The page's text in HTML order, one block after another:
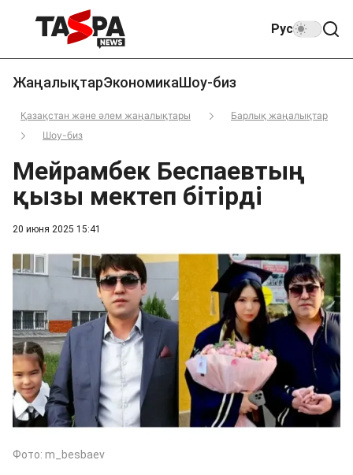
Рус
ЖаңалықтарЭкономикаШоу-биз
Қазақстан және әлем жаңалықтары
Барлық жаңалықтар
Шоу-биз
20 июня 2025 15:41
Мейрамбек Беспаевтың
қызы мектеп бітірді
Фото: m_besbaev